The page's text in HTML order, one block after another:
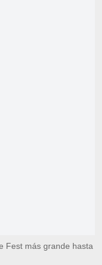
Fest más grande hasta